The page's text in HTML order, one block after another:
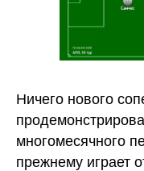
Ничего нового
многомесячного
прежнему играет